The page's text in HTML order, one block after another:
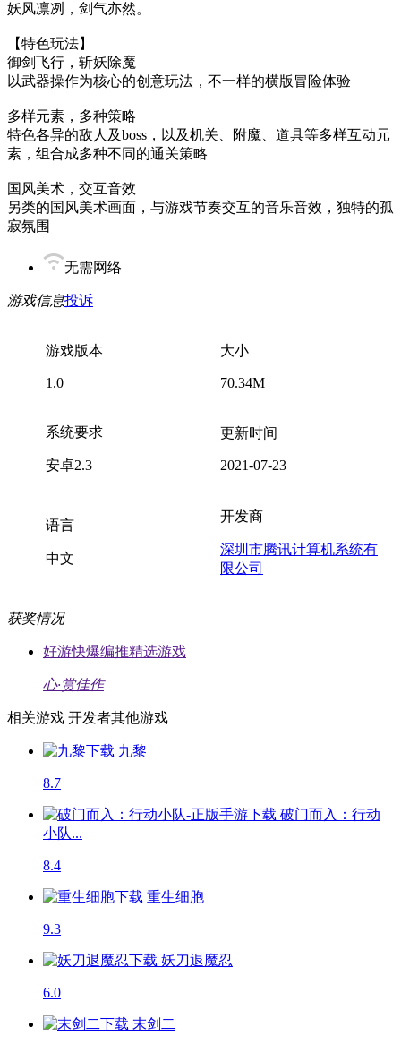
妖风凛冽，剑气亦然。
【特色玩法】
御剑飞行，斩妖除魔
以武器操作为核心的创意玩法，不一样的横版冒险体验
多样元素，多种策略
特色各异的敌人及boss，以及机关、附魔、道具等多样互动元
素，组合成多种不同的通关策略
国风美术，交互音效
另类的国风美术画面，与游戏节奏交互的音乐音效，独特的孤
寂氛围
无需网络
游戏信息投诉
游戏版本
1.0
大小
70.34M
系统要求
安卓2.3
更新时间
2021-07-23
语言
中文
开发商
深圳市腾讯计算机系统有
限公司
获奖情况
好游快爆编推精选游戏
心·赏佳作
相关游戏 开发者其他游戏
九黎
8.7
破门而入：行动
小队...
8.4
重生细胞
9.3
妖刀退魔忍
6.0
末剑二